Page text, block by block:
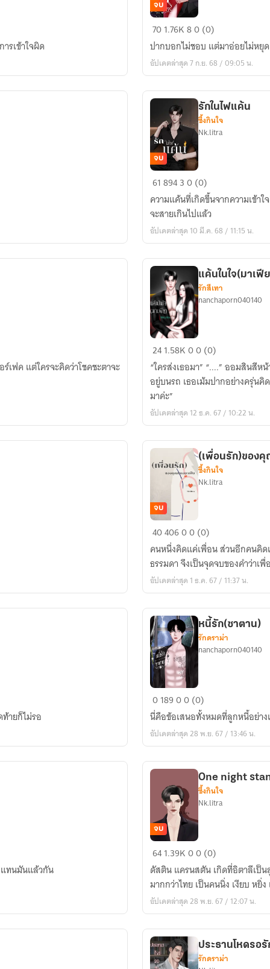
รเข้าใจผิด
เยียวยา
รัก
ให้
ผมที
จบ
701.76K80 (0)
ปากบอกไม่ชอบ แต่มาอ่อยไม่หยุด
อัปเดตล่าสุด 7 ก.ย. 68 / 09:05 น.
รัก
ไฟ
แค้น
จบ
รักในไฟแค้น
ซึ้งกินใจ
Nk.litra
6189430 (0)
ความแค้นที่เกิดขึ้นจากความเข้า
จะสายเกินไปแล้ว
อัปเดตล่าสุด 10 มี.ค. 68 / 11:15 น.
เฟค แต่ใครจะคิดว่าโชคชะตาจะ
แค้น
ในใจ(มาเฟีย)
แค้นในใจ(มาเฟี
รักสีเทา
nanchaporn040140
241.58K00 (0)
“ใครส่งเธอมา” “....” ออมสินสีหน้าถอดสีทันทีเมื่อได้ยินประโยคแรกของบทสนทนาที่
อยู่บนรถ เธอเม้มปากอย่างครุ่นคิด “ฉันไม่ชอบพูดอะไรซ้ำซากด้วยสิ” “ไม่มีใครส่
มาค่ะ”
อัปเดตล่าสุด 12 ธ.ค. 67 / 10:22 น.
(เพื่อน
รัก)ของ
คุญ
หมอ
มาเฟีย
จบ
(เพื่อนรัก)ของ
ซึ้งกินใจ
Nk.litra
4040600 (0)
คนหนึ่งคิดแค่เพื่อน ส่วนอีกคนคิด
ธรรมดา จึงเป็นจุดจบของคำว่าเพื่
อัปเดตล่าสุด 1 ธ.ค. 67 / 11:37 น.
ายก็ไม่รอ
หนี้
รัก(ซาตาน)
หนี้รัก(ซาตาน)
รักดราม่า
nanchaporn040140
018900 (0)
นี่คือข้อเสนอทั้งหมดที่ลูกหนี้อย่าง
อัปเดตล่าสุด 28 พ.ย. 67 / 13:46 น.
ทนมันแล้วกัน
One
night
stand
(คืน
เดียว)
เธอ
ตลอด
กาล
จบ
One night
ซึ้งกินใจ
Nk.litra
641.39K00 (0)
ดัสติน แครนสตัน เกิดที่อิตาลีเป็
มากกว่าไทย เป็นคนนิ่ง เงียบ หยิ่
อัปเดตล่าสุด 28 พ.ย. 67 / 12:07 น.
ประธานโหดรอรั
รักดราม่า